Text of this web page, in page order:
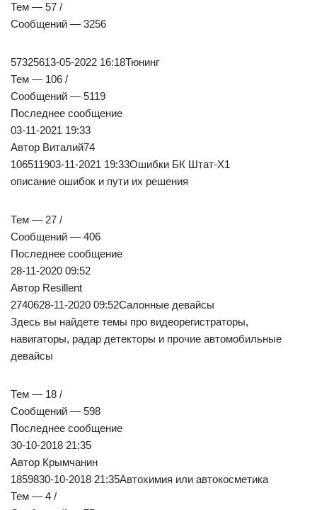
Тем — 57 /
Сообщений — 3256
57325613-05-2022 16:18Тюнинг
Тем — 106 /
Сообщений — 5119
Последнее сообщение
03-11-2021 19:33
Автор Виталий74
106511903-11-2021 19:33Ошибки БК Штат-Х1
описание ошибок и пути их решения
Тем — 27 /
Сообщений — 406
Последнее сообщение
28-11-2020 09:52
Автор Resillent
2740628-11-2020 09:52Салонные девайсы
Здесь вы найдете темы про видеорегистраторы,
навигаторы, радар детекторы и прочие автомобильные
девайсы
Тем — 18 /
Сообщений — 598
Последнее сообщение
30-10-2018 21:35
Автор Крымчанин
1859830-10-2018 21:35Автохимия или автокосметика
Тем — 4 /